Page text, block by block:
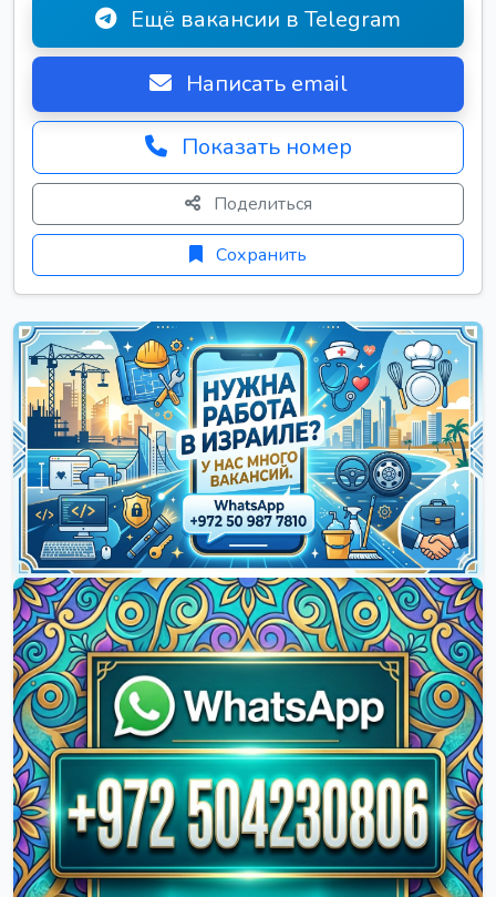
Ещё вакансии в Telegram
Написать email
Показать номер
Поделиться
Сохранить